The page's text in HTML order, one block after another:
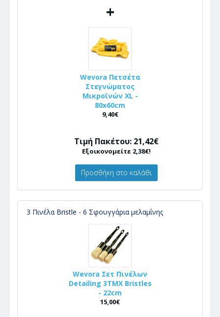
+
Wevora Πετσέτα
Στεγνώματος
Μικροϊνών XL -
80x60cm
9,40€
Τιμή Πακέτου: 21,42€
Εξοικονομείτε 2,38€!
Προσθήκη στο καλάθι
3 Πινέλα Bristle - 6 Σφουγγάρια μελαμίνης
Wevora Σετ Πινέλων
Detailing 3ΤΜΧ Bristles
- 22cm
15,00€